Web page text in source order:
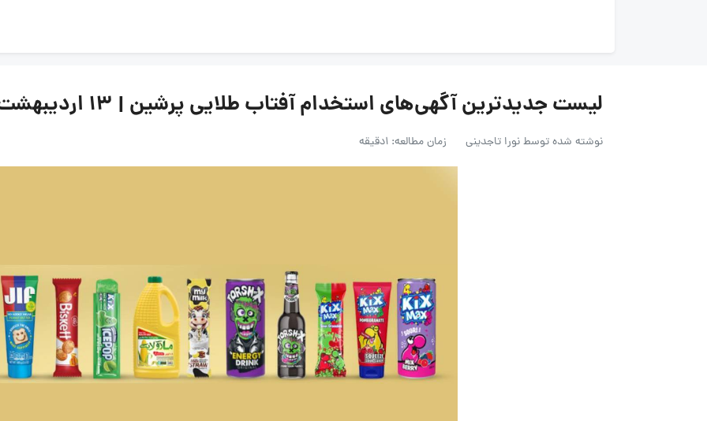
لیست جدیدترین آگهی‌های استخدام آفتاب طلایی پرشین | 13 اردیبهشت 1405
نوشته شده توسطنورا تاجدینی زمان مطالعه: 1دقیقه